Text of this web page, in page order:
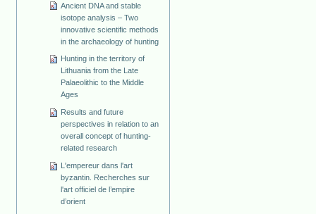
Ancient DNA and stable
isotope analysis – Two
innovative scientific methods
in the archaeology of hunting
Hunting in the territory of
Lithuania from the Late
Palaeolithic to the Middle
Ages
Results and future
perspectives in relation to an
overall concept of hunting-
related research
L'empereur dans l'art
byzantin. Recherches sur
l'art officiel de l’empire
d’orient